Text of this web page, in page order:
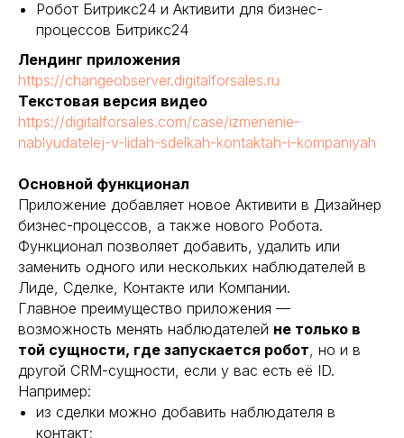
Робот Битрикс24 и Активити для бизнес-
процессов Битрикс24
Лендинг приложения
https://changeobserver.digitalforsales.ru
Текстовая версия видео
https://digitalforsales.com/case/izmenenie-
nablyudatelej-v-lidah-sdelkah-kontaktah-i-kompaniyah
Основной функционал
Приложение добавляет новое Активити в Дизайнер
бизнес-процессов, а также нового Робота.
Функционал позволяет добавить, удалить или
заменить одного или нескольких наблюдателей в
Лиде, Сделке, Контакте или Компании.
Главное преимущество приложения —
возможность менять наблюдателей не только в
той сущности, где запускается робот , но и в
другой CRM-сущности, если у вас есть её ID.
Например:
из сделки можно добавить наблюдателя в
контакт;